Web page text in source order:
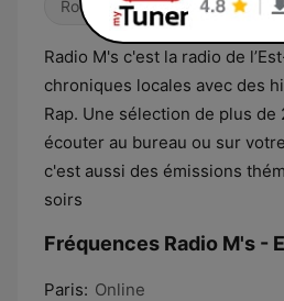
Rock Pop / Top 40
Radio M's c'est la radio de
chroniques locales avec des
Rap. Une sélection de plus
écouter au bureau ou sur
c'est aussi des émissions
soirs
Fréquences Radio M's -
Paris: Online